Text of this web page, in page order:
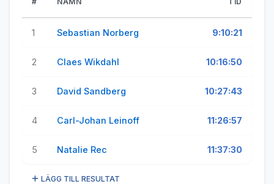
1 Sebastian Norberg 9:10:21
2 Claes Wikdahl 10:16:50
3 David Sandberg 10:27:43
4 Carl-Johan Leinoff 11:26:57
5 Natalie Rec 11:37:30
LÄGG TILL RESULTAT